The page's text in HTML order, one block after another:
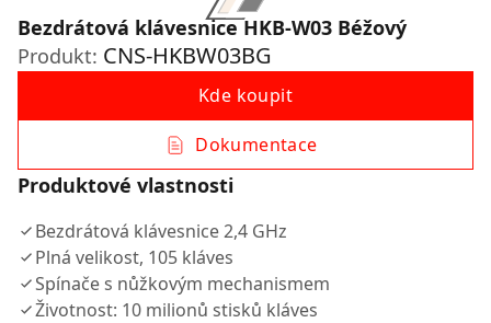
Bezdrátová klávesnice HKB-W03 Béžový
Produkt: CNS-HKBW03BG
Kde koupit
Dokumentace
Produktové vlastnosti
Bezdrátová klávesnice 2,4 GHz
Plná velikost, 105 kláves
Spínače s nůžkovým mechanismem
Životnost: 10 milionů stisků kláves